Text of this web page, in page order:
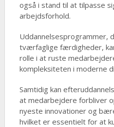
også i stand til at tilpasse
arbejdsforhold.
Uddannelsesprogrammer,
tværfaglige færdigheder,
rolle i at ruste
kompleksiteten i moderne
Samtidig kan
at medarbejdere forbliver
nyeste innovationer og
hvilket er essentielt for at